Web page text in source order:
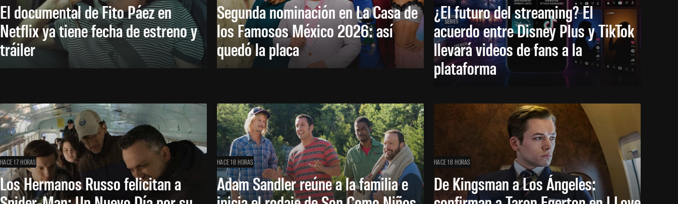
El documental de Fito Páez en
Netflix ya tiene fecha de estreno y
tráiler
Segunda nominación en La Casa de
los Famosos México 2026: así
quedó la placa
¿El futuro del streaming? El
acuerdo entre Disney Plus y TikTok
llevará videos de fans a la
plataforma
HACE 17 HORAS
Los Hermanos Russo felicitan a
HACE 18 HORAS
Adam Sandler reúne a la familia e
HACE 18 HORAS
De Kingsman a Los Ángeles: